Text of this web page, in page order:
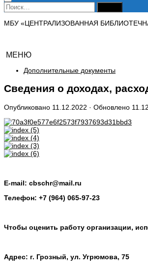
Найти:
МБУ «ЦЕНТРАЛИЗОВАННАЯ
МЕНЮ
Дополнительные документы
Сведения о доходах,
Опубликовано 11.12.2022 · Обновлено
E-mail: cbschr@mail.ru
Телефон: +7 (964) 065-97-23
Чтобы оценить работу организации,
Адрес: г. Грозный, ул. Угрюмова, 75